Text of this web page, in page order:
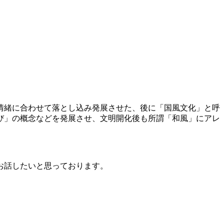
に合わせて落とし込み発展させた、後に「国風文化」と呼
の概念などを発展させ、文明開化後も所謂「和風」にアレ
したいと思っております。